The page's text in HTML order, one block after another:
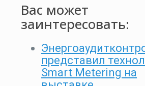
Вас может
заинтересовать:
представил
Smart Metering на